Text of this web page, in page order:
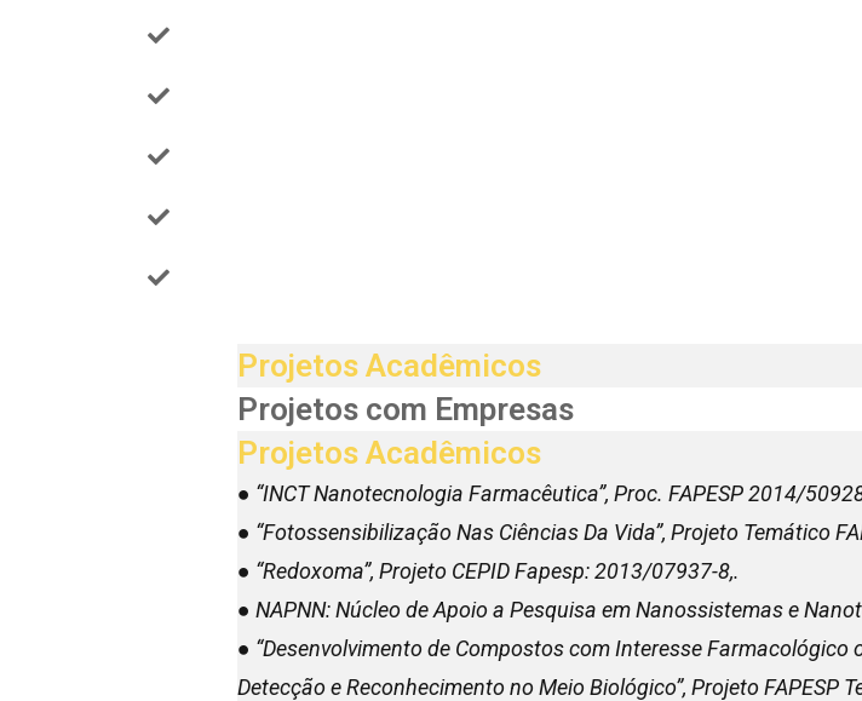
Projetos Acadêmicos
Projetos com Empresas
Projetos Acadêmicos
● “INCT Nanotecnologia Farmacêutica”, Proc. FAPESP 2014/
● “Fotossensibilização Nas Ciências Da Vida”, Projeto Temático
● “Redoxoma”, Projeto CEPID Fapesp: 2013/07937-8,.
● NAPNN: Núcleo de Apoio a Pesquisa em Nanossistemas e
● “Desenvolvimento de Compostos com Interesse Farmacológico
Detecção e Reconhecimento no Meio Biológico”, Projeto FAPESP